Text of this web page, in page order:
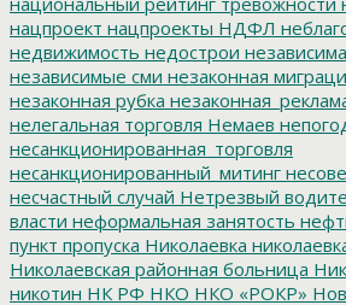
нацпроект нацпроекты НДФЛ
недвижимость недострои
независимые сми незаконная
незаконная рубка
нелегальная торговля Немаев
несанкционированная_торговля
несанкционированный_митинг
несчастный случай Нетрезвый
власти неформальная занятость
пункт пропуска Николаевка
Николаевская районная больница
никотин НК РФ НКО НКО «РОКР»